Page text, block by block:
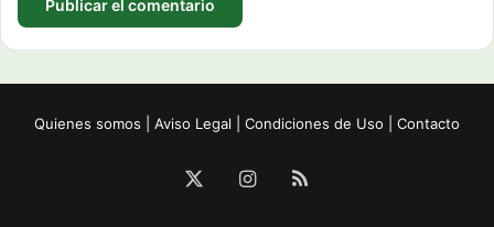
Quienes somos Aviso Legal Condiciones de Uso Contacto
Instagram